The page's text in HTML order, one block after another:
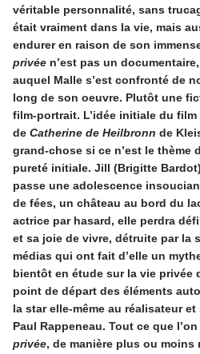
véritable personnalité, sans
était vraiment dans la vie, mais
endurer en raison de son
privée n’est pas un
auquel Malle s’est confronté de
long de son oeuvre. Plutôt une
film-portrait. L’idée initiale du
de Catherine de Heilbronn de
grand-chose si ce n’est le thème
pureté initiale. Jill (Brigitte
passe une adolescence
de fées, un château au bord du
actrice par hasard, elle perdra
et sa joie de vivre, détruite par la
médias qui ont fait d’elle un
bientôt en étude sur la vie privée
point de départ des éléments
la star elle-même au réalisateur
Paul Rappeneau. Tout ce que
privée, de manière plus ou moins